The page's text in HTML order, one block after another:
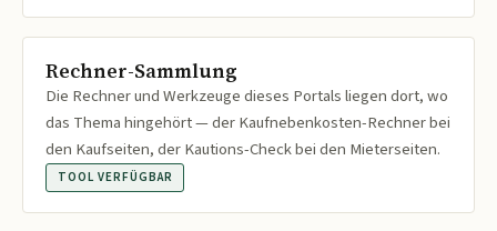
Rechner-Sammlung
Die Rechner und Werkzeuge dieses Portals liegen dort, wo
das Thema hingehört — der Kaufnebenkosten-Rechner bei
den Kaufseiten, der Kautions-Check bei den Mieterseiten.
TOOL VERFÜGBAR